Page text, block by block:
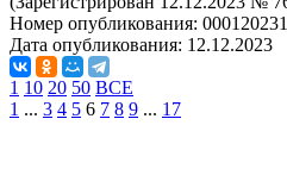
Номер опубликования:
Дата опубликования: 12.12.2023
1 10 20 50 ВСЕ
1 ... 3 4 5 6 7 8 9 ... 17